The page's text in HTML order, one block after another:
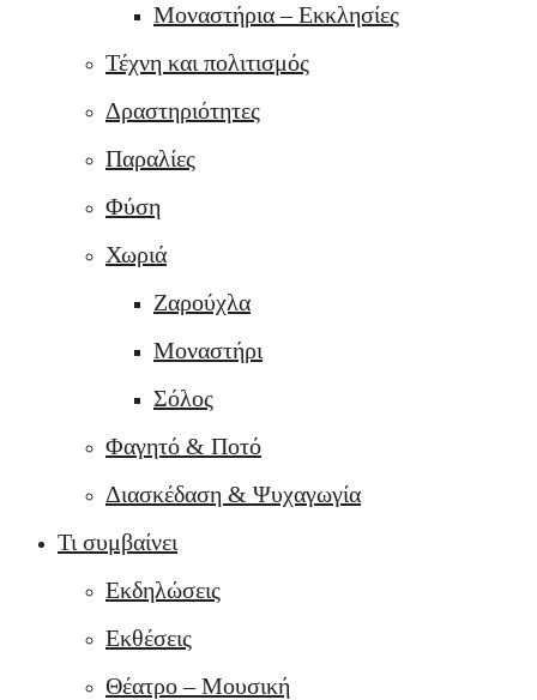
Μοναστήρια – Εκκλησίες
Τέχνη και πολιτισμός
Δραστηριότητες
Παραλίες
Φύση
Χωριά
Ζαρούχλα
Μοναστήρι
Σόλος
Φαγητό & Ποτό
Διασκέδαση & Ψυχαγωγία
Τι συμβαίνει
Εκδηλώσεις
Εκθέσεις
Θέατρο – Μουσική